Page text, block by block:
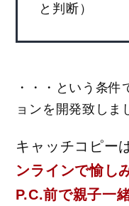
と判断）
・・・という条
ョンを開発致しま
キャッチコピー
ンラインで愉し
P.C.前で親子一